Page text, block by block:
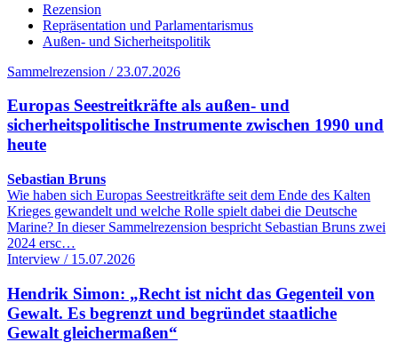
Rezension
Repräsentation und Parlamentarismus
Außen- und Sicherheitspolitik
Sammelrezension / 23.07.2026
Europas Seestreitkräfte als außen- und
sicherheitspolitische Instrumente zwischen 1990 und
heute
Sebastian Bruns
Wie haben sich Europas Seestreitkräfte seit dem Ende des Kalten
Krieges gewandelt und welche Rolle spielt dabei die Deutsche
Marine? In dieser Sammelrezension bespricht Sebastian Bruns zwei
2024 ersc…
Interview / 15.07.2026
Hendrik Simon: „Recht ist nicht das Gegenteil von
Gewalt. Es begrenzt und begründet staatliche
Gewalt gleichermaßen“